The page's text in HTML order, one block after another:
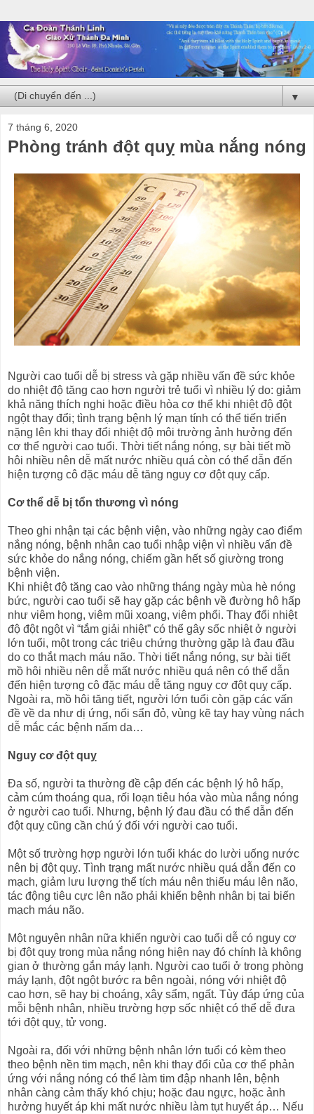
▼
7 tháng 6, 2020
Phòng tránh đột quỵ mùa nắng nóng
Người cao tuổi dễ bị stress và gặp nhiều vấn đề sức khỏe
do nhiệt độ tăng cao hơn người trẻ tuổi vì nhiều lý do: giảm
khả năng thích nghi hoặc điều hòa cơ thể khi nhiệt độ đột
ngột thay đổi; tình trạng bệnh lý mạn tính có thể tiến triển
nặng lên khi thay đổi nhiệt độ môi trường ảnh hưởng đến
cơ thể người cao tuổi. Thời tiết nắng nóng, sự bài tiết mồ
hôi nhiều nên dễ mất nước nhiều quá còn có thể dẫn đến
hiện tượng cô đặc máu dễ tăng nguy cơ đột quỵ cấp.
Cơ thể dễ bị tổn thương vì nóng
Theo ghi nhận tại các bệnh viện, vào những ngày cao điểm
nắng nóng, bệnh nhân cao tuổi nhập viện vì nhiều vấn đề
sức khỏe do nắng nóng, chiếm gần hết số giường trong
bệnh viện.
Khi nhiệt độ tăng cao vào những tháng ngày mùa hè nóng
bức, người cao tuổi sẽ hay gặp các bệnh về đường hô hấp
như viêm họng, viêm mũi xoang, viêm phổi. Thay đổi nhiệt
độ đột ngột vì “tắm giải nhiệt” có thể gây sốc nhiệt ở người
lớn tuổi, một trong các triệu chứng thường gặp là đau đầu
do co thắt mạch máu não. Thời tiết nắng nóng, sự bài tiết
mồ hôi nhiều nên dễ mất nước nhiều quá nên có thể dẫn
đến hiện tượng cô đặc máu dễ tăng nguy cơ đột quỵ cấp.
Ngoài ra, mồ hôi tăng tiết, người lớn tuổi còn gặp các vấn
đề về da như dị ứng, nổi sẩn đỏ, vùng kẽ tay hay vùng nách
dễ mắc các bệnh nấm da…
Nguy cơ đột quỵ
Đa số, người ta thường đề cập đến các bệnh lý hô hấp,
cảm cúm thoáng qua, rối loạn tiêu hóa vào mùa nắng nóng
ở người cao tuổi. Nhưng, bệnh lý đau đầu có thể dẫn đến
đột quỵ cũng cần chú ý đối với người cao tuổi.
Một số trường hợp người lớn tuổi khác do lười uống nước
nên bị đột quỵ. Tình trạng mất nước nhiều quá dẫn đến co
mạch, giảm lưu lượng thể tích máu nên thiếu máu lên não,
tác động tiêu cực lên não phải khiến bệnh nhân bị tai biến
mạch máu não.
Một nguyên nhân nữa khiến người cao tuổi dễ có nguy cơ
bị đột quỵ trong mùa nắng nóng hiện nay đó chính là không
gian ở thường gắn máy lạnh. Người cao tuổi ở trong phòng
máy lạnh, đột ngột bước ra bên ngoài, nóng với nhiệt độ
cao hơn, sẽ hay bị choáng, xây sẩm, ngất. Tùy đáp ứng của
mỗi bệnh nhân, nhiều trường hợp sốc nhiệt có thể dễ đưa
tới đột quỵ, tử vong.
Ngoài ra, đối với những bệnh nhân lớn tuổi có kèm theo
theo bệnh nền tim mạch, nên khi thay đổi của cơ thể phản
ứng với nắng nóng có thể làm tim đập nhanh lên, bệnh
nhân càng cảm thấy khó chịu; hoặc đau ngực, hoặc ảnh
hưởng huyết áp khi mất nước nhiều làm tụt huyết áp… Nếu